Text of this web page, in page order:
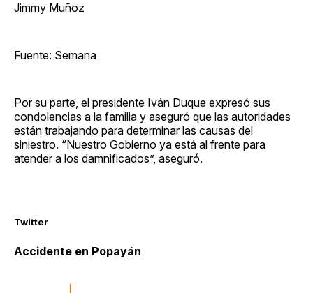
Jimmy Muñoz
Fuente: Semana
Por su parte, el presidente Iván Duque expresó sus
condolencias a la familia y aseguró que las autoridades
están trabajando para determinar las causas del
siniestro. “Nuestro Gobierno ya está al frente para
atender a los damnificados”, aseguró.
Twitter
Accidente en Popayán